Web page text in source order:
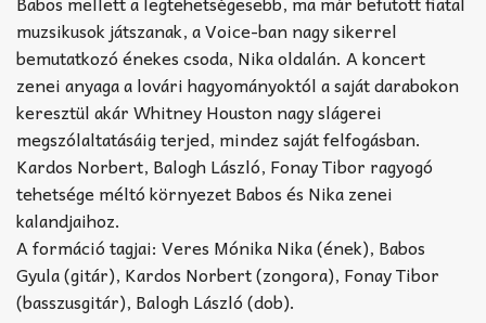
muzsikusok játszanak, a Voice-ban nagy sikerrel
bemutatkozó énekes csoda, Nika oldalán. A koncert
zenei anyaga a lovári hagyományoktól a saját darabokon
keresztül akár Whitney Houston nagy slágerei
megszólaltatásáig terjed, mindez saját felfogásban.
Kardos Norbert, Balogh László, Fonay Tibor ragyogó
tehetsége méltó környezet Babos és Nika zenei
kalandjaihoz.
A formáció tagjai: Veres Mónika Nika (ének), Babos
Gyula (gitár), Kardos Norbert (zongora), Fonay Tibor
(basszusgitár), Balogh László (dob).